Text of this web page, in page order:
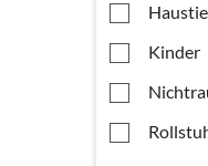
Kinder